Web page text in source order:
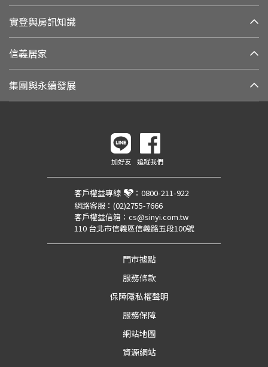
實登與房訊知識
信義居家
集團與永續發展
加好友 追蹤我們
客戶權益專線 ： 0800-211-922
網路客服： (02)2755-7666
客戶權益信箱： cs@sinyi.com.tw
110 台北市信義區信義路五段100號
門市據點
服務條款
保障隱私權聲明
服務保障
網站地圖
資源網站